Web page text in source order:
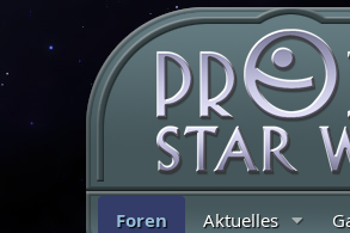
Foren Aktuelles